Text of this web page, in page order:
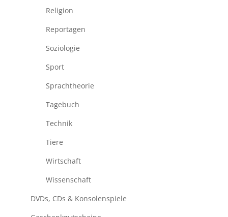
Religion
Reportagen
Soziologie
Sport
Sprachtheorie
Tagebuch
Technik
Tiere
Wirtschaft
Wissenschaft
DVDs, CDs & Konsolenspiele